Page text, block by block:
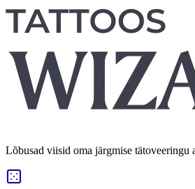
Lõbusad viisid oma järgmise tätoveeringu